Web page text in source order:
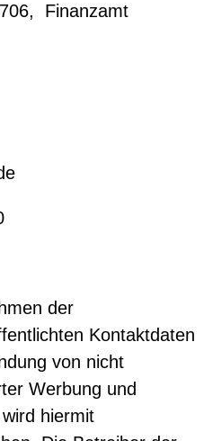
Finanzamt
der
Kontaktdaten
von nicht
Werbung und
hiermit